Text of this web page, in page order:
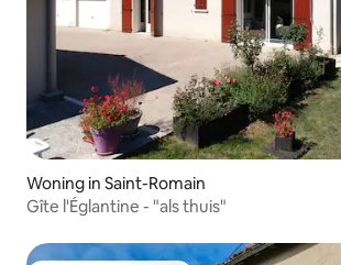
Woning in Saint-Romain
Gîte l'Églantine - "als thuis"